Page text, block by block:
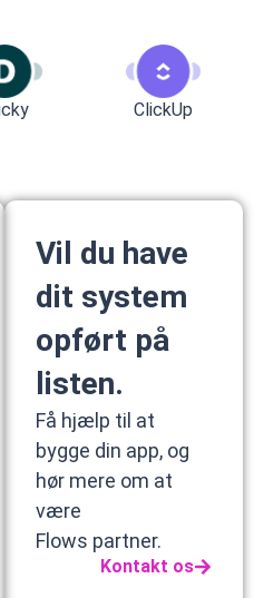
ClickUp
Vil du have
dit system
opført på
listen.
Få hjælp til at
bygge din app, og
hør mere om at
være
Flows partner.
Kontakt os